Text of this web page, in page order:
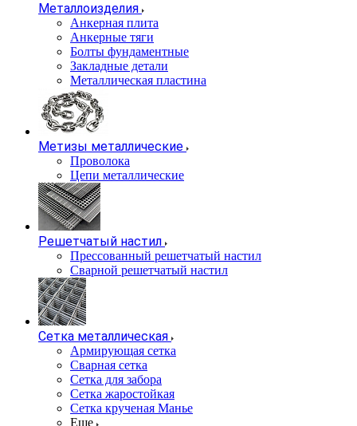
Металлоизделия
Анкерная плита
Анкерные тяги
Болты фундаментные
Закладные детали
Металлическая пластина
Метизы металлические
Проволока
Цепи металлические
Решетчатый настил
Прессованный решетчатый настил
Сварной решетчатый настил
Сетка металлическая
Армирующая сетка
Сварная сетка
Сетка для забора
Сетка жаростойкая
Сетка крученая Манье
Еще